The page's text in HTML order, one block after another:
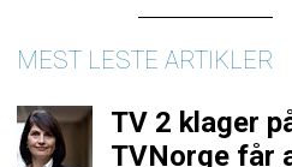
MEST LESTE ARTIKLER
TV 2 klager
TVNorge får